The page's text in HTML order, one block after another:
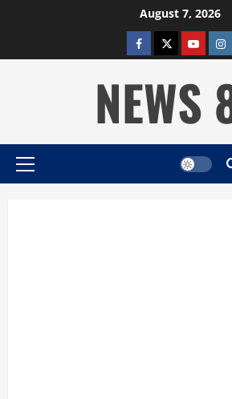
August 7, 2026
facebooktwitter
NEWS
Primary